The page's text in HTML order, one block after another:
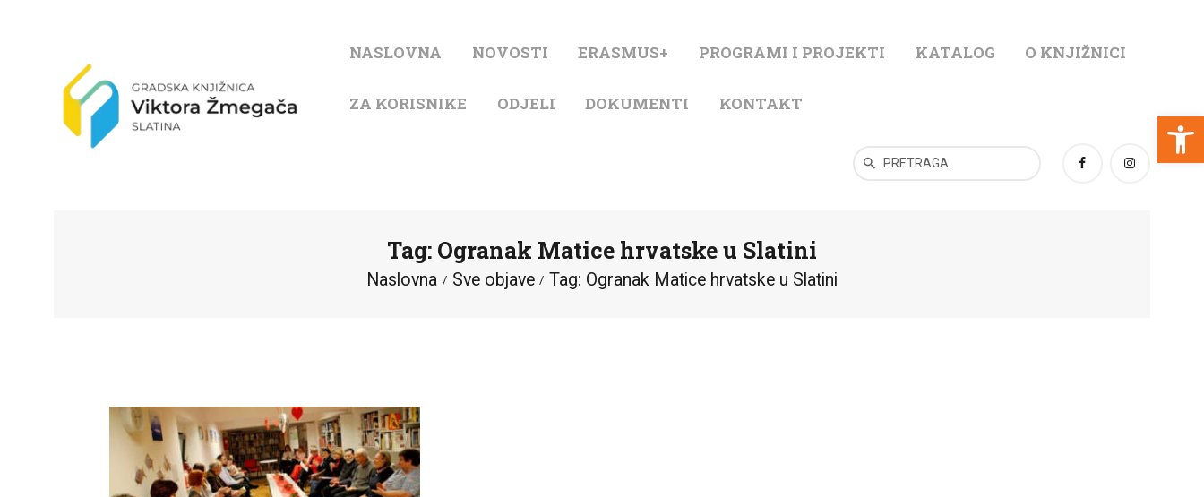
Open toolbar
NASLOVNA NOVOSTI ERASMUS+ PROGRAMI I PROJEKTI KATALOG O KNJIŽNICI
ZA KORISNIKE ODJELI DOKUMENTI KONTAKT
Tag: Ogranak Matice hrvatske u Slatini
Naslovna Sve objave Tag: Ogranak Matice hrvatske u Slatini
KATALOG